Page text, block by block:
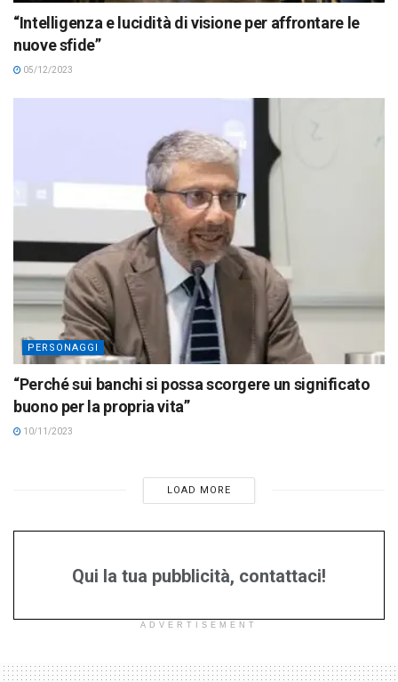
“Intelligenza e lucidità di visione per affrontare le
nuove sfide”
05/12/2023
PERSONAGGI
“Perché sui banchi si possa scorgere un significato
buono per la propria vita”
10/11/2023
LOAD MORE
Qui la tua pubblicità, contattaci!
ADVERTISEMENT